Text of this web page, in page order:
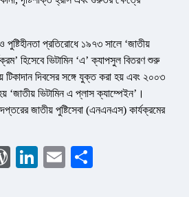
পুষ্টিহীনতা প্রতিরোধে ১৯৭৩ সালে ‘জাতীয়
হিসেবে ভিটামিন ‘এ’ ক্যাপসুল বিতরণ শুরু
দিবসের সঙ্গে যুক্ত করা হয় এবং ২০০৩
‘জাতীয় ভিটামিন এ প্লাস ক্যাম্পেইন’।
জাতীয় পুষ্টিসেবা (এনএনএস) কার্যক্রমের
WordPress
LinkedIn
Email